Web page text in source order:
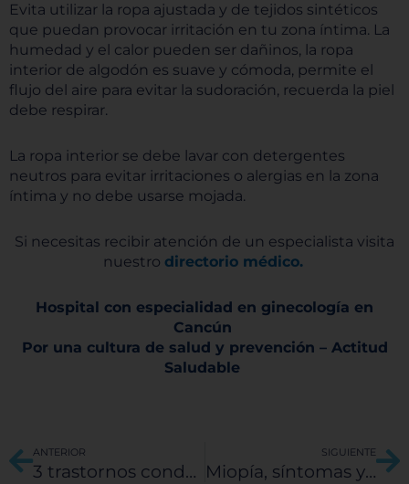
Evita utilizar la ropa ajustada y de tejidos sintéticos
que puedan provocar irritación en tu zona íntima. La
humedad y el calor pueden ser dañinos, la ropa
interior de algodón es suave y cómoda, permite el
flujo del aire para evitar la sudoración, recuerda la piel
debe respirar.
La ropa interior se debe lavar con detergentes
neutros para evitar irritaciones o alergias en la zona
íntima y no debe usarse mojada.
Si necesitas recibir atención de un especialista visita
nuestro directorio médico.
Hospital con especialidad en ginecología en
Cancún
Por una cultura de salud y prevención – Actitud
Saludable
AntANTERIOR
3 trastornos conductuales de los niños
SIGUIENTE
Miopía, síntomas y consejos para cuidar tu vista